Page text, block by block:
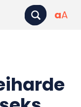
aA